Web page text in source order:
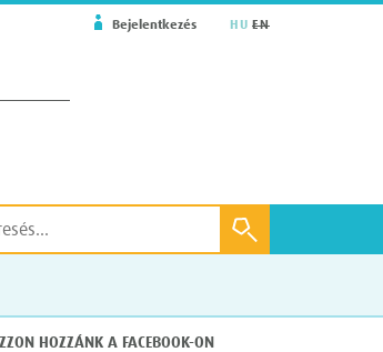
HU EN
HOZZÁNK A FACEBOOK-ON
Bejelentkezés